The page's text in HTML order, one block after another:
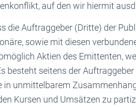
auf den wir hiermit
die Auftraggeber (Dritte) der
sowie mit diesen
Aktien des Emittenten,
besteht seitens der
in unmittelbarem
Kursen und Umsätzen zu